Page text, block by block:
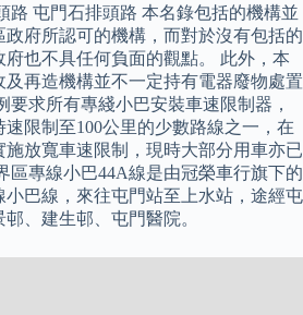
路 屯門石排頭路 本名錄包括的機構並
府所認可的機構，而對於沒有包括的
也不具任何負面的觀點。 此外，本
再造機構並不一定持有電器廢物處置
要求所有專綫小巴安裝車速限制器，
限制至100公里的少數路線之一，在
施放寬車速限制，現時大部分用車亦已
區專線小巴44A線是由冠榮車行旗下的
巴線，來往屯門站至上水站，途經屯
、建生邨、屯門醫院。